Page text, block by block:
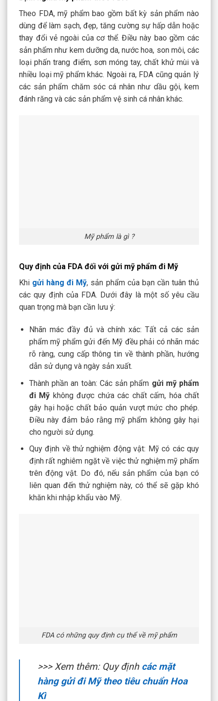
Theo FDA, mỹ phẩm bao gồm bất kỳ sản phẩm nào
dùng để làm sạch, đẹp, tăng cường sự hấp dẫn hoặc
thay đổi vẻ ngoài của cơ thể. Điều này bao gồm các
sản phẩm như kem dưỡng da, nước hoa, son môi, các
loại phấn trang điểm, sơn móng tay, chất khử mùi và
nhiều loại mỹ phẩm khác. Ngoài ra, FDA cũng quản lý
các sản phẩm chăm sóc cá nhân như dầu gội, kem
đánh răng và các sản phẩm vệ sinh cá nhân khác.
Mỹ phẩm là gì ?
Quy định của FDA đối với gửi mỹ phẩm đi Mỹ
Khi gửi hàng đi Mỹ, sản phẩm của bạn cần tuân thủ
các quy định của FDA. Dưới đây là một số yêu cầu
quan trọng mà bạn cần lưu ý:
Nhãn mác đầy đủ và chính xác: Tất cả các sản
phẩm mỹ phẩm gửi đến Mỹ đều phải có nhãn mác
rõ ràng, cung cấp thông tin về thành phần, hướng
dẫn sử dụng và ngày sản xuất.
Thành phần an toàn: Các sản phẩm gửi mỹ phẩm
đi Mỹ không được chứa các chất cấm, hóa chất
gây hại hoặc chất bảo quản vượt mức cho phép.
Điều này đảm bảo rằng mỹ phẩm không gây hại
cho người sử dụng.
Quy định về thử nghiệm động vật: Mỹ có các quy
định rất nghiêm ngặt về việc thử nghiệm mỹ phẩm
trên động vật. Do đó, nếu sản phẩm của bạn có
liên quan đến thử nghiệm này, có thể sẽ gặp khó
khăn khi nhập khẩu vào Mỹ.
FDA có những quy định cụ thể về mỹ phẩm
>>> Xem thêm: Quy định các mặt
hàng gửi đi Mỹ theo tiêu chuẩn Hoa
Kì